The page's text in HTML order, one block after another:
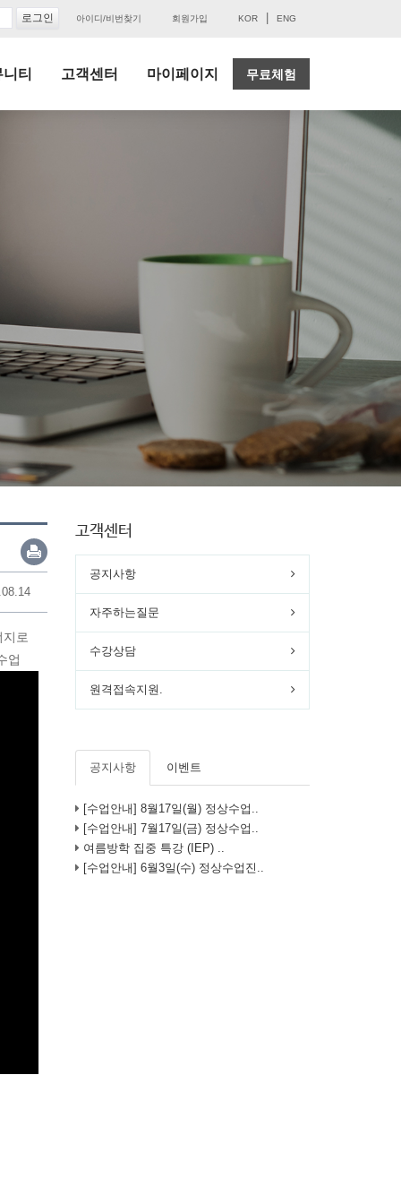
아이디/비번찾기 회원가입 KOR ENG
티 고객센터 마이페이지 무료체험
로
업
고객센터
공지사항
자주하는질문
수강상담
원격접속지원.
공지사항 이벤트
[수업안내] 8월17일(월) 정상수업..
[수업안내] 7월17일(금) 정상수업..
여름방학 집중 특강 (IEP) ..
[수업안내] 6월3일(수) 정상수업진..